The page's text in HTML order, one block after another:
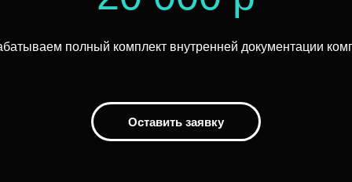
полный комплект внутренней документации
Оставить заявку